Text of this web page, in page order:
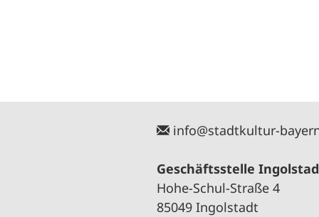
info@stadtkultur-
Geschäftsstelle
Hohe-Schul-Straße 4
85049 Ingolstadt